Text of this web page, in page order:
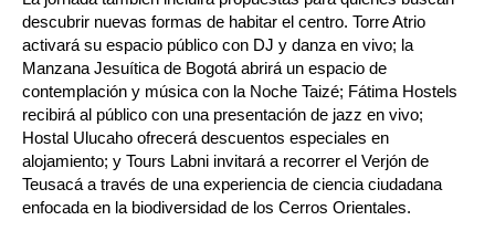
descubrir nuevas formas de habitar el centro. Torre Atrio
activará su espacio público con DJ y danza en vivo; la
Manzana Jesuítica de Bogotá abrirá un espacio de
contemplación y música con la Noche Taizé; Fátima Hostels
recibirá al público con una presentación de jazz en vivo;
Hostal Ulucaho ofrecerá descuentos especiales en
alojamiento; y Tours Labni invitará a recorrer el Verjón de
Teusacá a través de una experiencia de ciencia ciudadana
enfocada en la biodiversidad de los Cerros Orientales.